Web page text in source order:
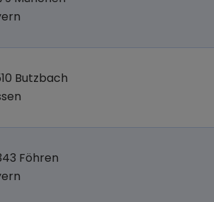
Butzbach
Föhren